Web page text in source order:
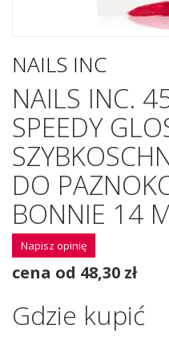
NAILS INC
NAILS INC.
SPEEDY
DO
BONNIE 14
Napisz opinię
cena od 48,30 zł
Gdzie kupić